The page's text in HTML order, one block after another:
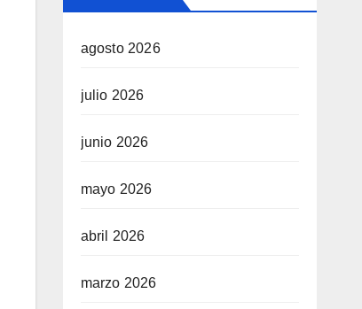
agosto 2026
julio 2026
junio 2026
mayo 2026
abril 2026
marzo 2026